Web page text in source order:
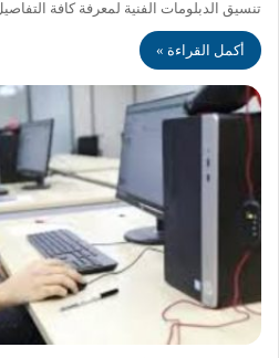
تنسيق الدبلومات الفنية لمعرفة كافة
أكمل القراءة »